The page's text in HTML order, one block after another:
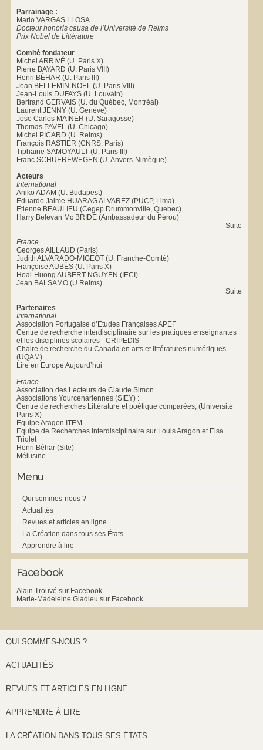
Parrainage :
Mario VARGAS LLOSA
Docteur honoris causa de l’Université de Reims
Prix Nobel de Littérature
Comité fondateur
Michel ARRIVÉ (U. Paris X)
Pierre BAYARD (U. Paris VIII)
Henri BÉHAR (U. Paris III)
Jean BELLEMIN-NOËL (U. Paris VIII)
Jean-Louis DUFAYS (U. Louvain)
Bertrand GERVAIS (U. du Québec, Montréal)
Laurent JENNY (U. Genève)
Jose Carlos MAINER (U. Saragosse)
Thomas PAVEL (U. Chicago)
Michel PICARD (U. Reims)
François RASTIER (CNRS, Paris)
Tiphaine SAMOYAULT (U. Paris III)
Franc SCHUEREWEGEN (U. Anvers-Nimègue)
Acteurs
International
Aniko ADAM (U. Budapest)
Eduardo Jaime HUARAG ALVAREZ (PUCP, Lima)
Etienne BEAULIEU (Cegep Drummonville, Quebec)
Harry Belevan Mc BRIDE (Ambassadeur du Pérou)
Suite
France
Georges AILLAUD (Paris)
Judith ALVARADO-MIGEOT (U. Franche-Comté)
Françoise AUBÈS (U. Paris X)
Hoai-Huong AUBERT-NGUYEN (IECI)
Jean BALSAMO (U Reims)
Suite
Partenaires
International
Association Portugaise d’Etudes Françaises APEF
Centre de recherche interdisciplinaire sur les pratiques enseignantes
et les disciplines scolaires - CRIPEDIS
Chaire de recherche du Canada en arts et littératures numériques
(UQAM)
Lire en Europe Aujourd’hui
France
Association des Lecteurs de Claude Simon
Associations Yourcenariennes (SIEY) :
Centre de recherches Littérature et poétique comparées, (Université
Paris X)
Equipe Aragon ITEM
Equipe de Recherches Interdisciplinaire sur Louis Aragon et Elsa
Triolet
Henri Béhar (Site)
Mélusine
Menu
Qui sommes-nous ?
Actualités
Revues et articles en ligne
La Création dans tous ses États
Apprendre à lire
Facebook
Alain Trouvé sur Facebook
Marie-Madeleine Gladieu sur Facebook
QUI SOMMES-NOUS ?
ACTUALITÉS
REVUES ET ARTICLES EN LIGNE
APPRENDRE À LIRE
LA CRÉATION DANS TOUS SES ÉTATS